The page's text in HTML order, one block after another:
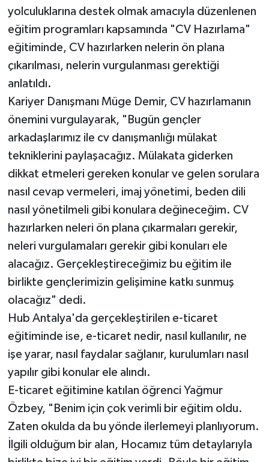
yolculuklarına destek olmak amacıyla düzenlenen
eğitim programları kapsamında "CV Hazırlama"
eğitiminde, CV hazırlarken nelerin ön plana
çıkarılması, nelerin vurgulanması gerektiği
anlatıldı.
Kariyer Danışmanı Müge Demir, CV hazırlamanın
önemini vurgulayarak, "Bugün gençler
arkadaşlarımız ile cv danışmanlığı mülakat
tekniklerini paylaşacağız. Mülakata giderken
dikkat etmeleri gereken konular ve gelen sorulara
nasıl cevap vermeleri, imaj yönetimi, beden dili
nasıl yönetilmeli gibi konulara değineceğim. CV
hazırlarken neleri ön plana çıkarmaları gerekir,
neleri vurgulamaları gerekir gibi konuları ele
alacağız. Gerçekleştireceğimiz bu eğitim ile
birlikte gençlerimizin gelişimine katkı sunmuş
olacağız" dedi.
Hub Antalya'da gerçekleştirilen e-ticaret
eğitiminde ise, e-ticaret nedir, nasıl kullanılır, ne
işe yarar, nasıl faydalar sağlanır, kurulumları nasıl
yapılır gibi konular ele alındı.
E-ticaret eğitimine katılan öğrenci Yağmur
Özbey, "Benim için çok verimli bir eğitim oldu.
Zaten okulda da bu yönde ilerlemeyi planlıyorum.
İlgili olduğum bir alan, Hocamız tüm detaylarıyla
Turizm
Yaşam